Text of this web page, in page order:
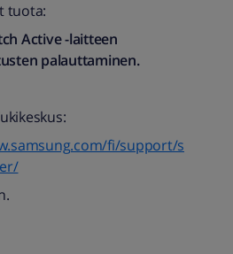
tuota:
Active -laitteen
palauttaminen.
fi/support/s